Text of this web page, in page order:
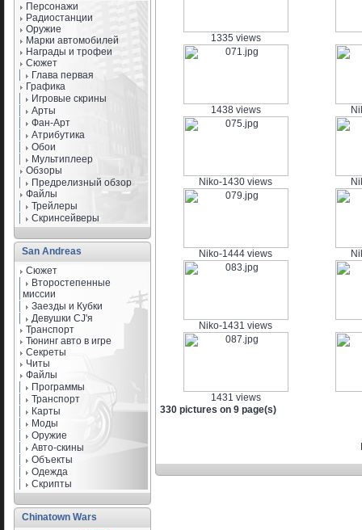
Персонажи
Радиостанции
Оружие
Марки автомобилей
Награды и трофеи
Сюжет
Глава первая
Графика
Игровые скрины
Арты
Фан-Арт
Атрибутика
Обои
Мультиплеер
Обзоры
Предрелизный обзор
Файлы
Трейлеры
Скринсейверы
San Andreas
Сюжет
Второстепенные
миссии
Заезды и Кубки
Девушки CJ'я
Транспорт
Тюнинг авто в игре
Секреты
Читы
Файлы
Программы
Транспорт
Карты
Моды
Оружие
Авто-скины
Объекты
Одежда
Скрипты
Chinatown Wars
1335 views
1438 views
Niko-1430 views
Niko-1444 views
Niko-1431 views
1431 views
330 pictures on 9 page(s)